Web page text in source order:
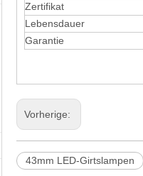
Zertifikat
Lebensdauer
Garantie
Vorherige:
43mm LED-Girtslampen